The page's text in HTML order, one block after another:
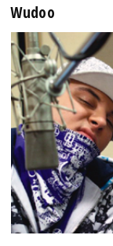
Wudoo